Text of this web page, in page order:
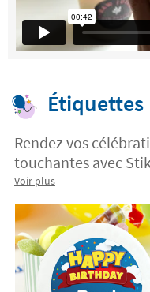
Rendez vos
touchantes avec
attentions pour vos
d'enfant avec les
Stikets.
votre propre
Cela vous
inoubliable de
Voir plus